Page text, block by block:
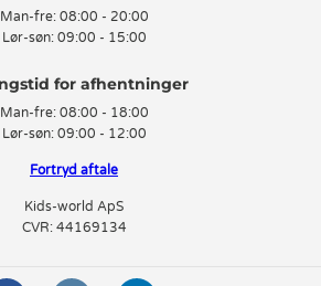
Man-fre: 08:00 - 20:00
Lør-søn: 09:00 - 15:00
Man-fre: 08:00 - 18:00
Lør-søn: 09:00 - 12:00
Fortryd aftale
Kids-world ApS
CVR: 44169134